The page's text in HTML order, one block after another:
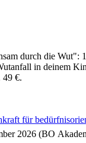
durch die Wut":
in deinem
€.
für
2026 (BO